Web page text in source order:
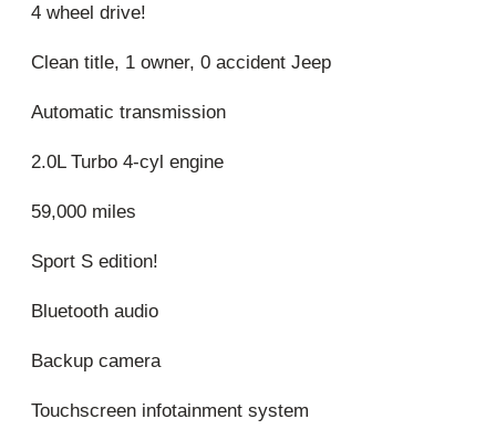
4 wheel drive!
Clean title, 1 owner, 0 accident Jeep
Automatic transmission
2.0L Turbo 4-cyl engine
59,000 miles
Sport S edition!
Bluetooth audio
Backup camera
Touchscreen infotainment system